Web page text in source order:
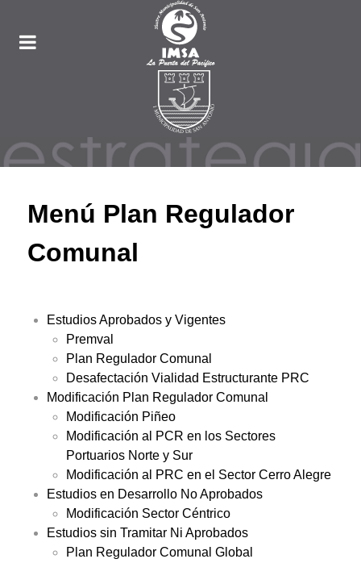
Menú Plan Regulador
Comunal
Estudios Aprobados y Vigentes
Premval
Plan Regulador Comunal
Desafectación Vialidad Estructurante PRC
Modificación Plan Regulador Comunal
Modificación Piñeo
Modificación al PCR en los Sectores
Portuarios Norte y Sur
Modificación al PRC en el Sector Cerro Alegre
Estudios en Desarrollo No Aprobados
Modificación Sector Céntrico
Estudios sin Tramitar Ni Aprobados
Plan Regulador Comunal Global